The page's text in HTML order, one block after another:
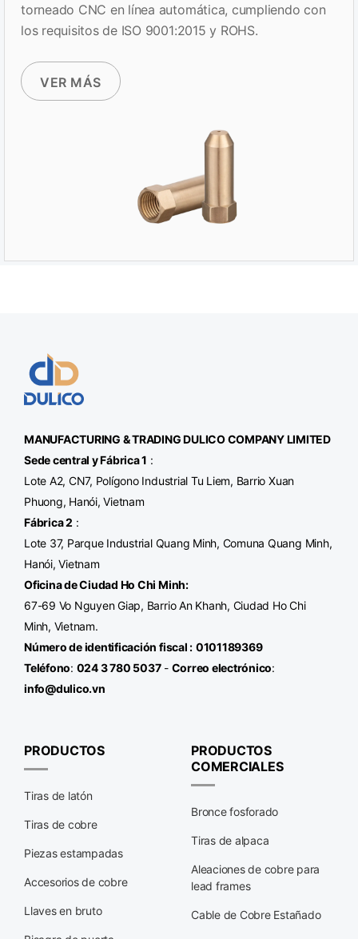
torneado CNC en línea automática, cumpliendo con
los requisitos de ISO 9001:2015 y ROHS.
VER MÁS
MANUFACTURING & TRADINGDULICOCOMPANY LIMITED
Sede central y Fábrica 1 :
Lote A2, CN7, Polígono Industrial Tu Liem, Barrio Xuan
Phuong, Hanói, Vietnam
Fábrica 2 :
Lote 37, Parque Industrial Quang Minh, Comuna Quang Minh,
Hanói, Vietnam
Oficina de Ciudad Ho Chi Minh:
67-69 Vo Nguyen Giap, Barrio An Khanh, Ciudad Ho Chi
Minh, Vietnam.
Número de identificación fiscal : 0101189369
Teléfono: 024 3 780 5037- Correo electrónico:
info@dulico.vn
PRODUCTOS
Tiras de latón
Tiras de cobre
Piezas estampadas
Accesorios de cobre
Llaves en bruto
PRODUCTOS
COMERCIALES
Bronce fosforado
Tiras de alpaca
Aleaciones de cobre para
lead frames
Cable de Cobre Estañado